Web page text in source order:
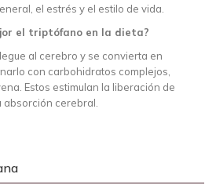
el estrés y el estilo de vida.
el triptófano en la dieta?
al cerebro y se convierta en
con carbohidratos complejos,
Estos estimulan la liberación de
absorción cerebral.